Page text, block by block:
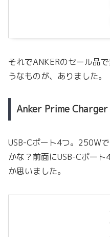
それでANKERのセール品
うなものが、ありました。
Anker Prime
USB-Cポート4つ。250W
かな？前面にUSB-Cポー
か思いました。